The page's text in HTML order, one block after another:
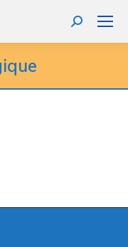
Recherche
: